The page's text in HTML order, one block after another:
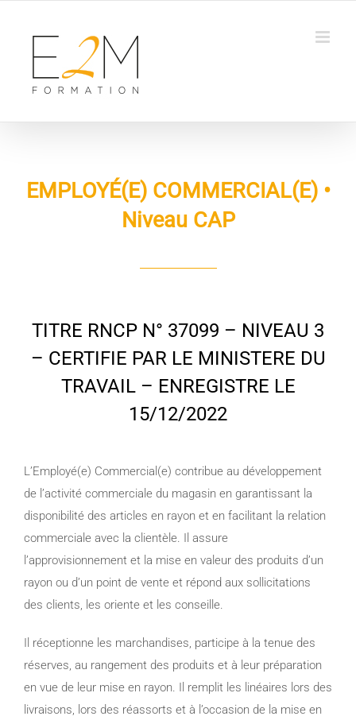
contenu
EMPLOYÉ(E) COMMERCIAL(E) •
Niveau CAP
TITRE RNCP N° 37099 – NIVEAU 3
– CERTIFIE PAR LE MINISTERE DU
TRAVAIL – ENREGISTRE LE
15/12/2022
L’Employé(e) Commercial(e) contribue au développement
de l’activité commerciale du magasin en garantissant la
disponibilité des articles en rayon et en facilitant la relation
commerciale avec la clientèle. Il assure
l’approvisionnement et la mise en valeur des produits d’un
rayon ou d’un point de vente et répond aux sollicitations
des clients, les oriente et les conseille.
Il réceptionne les marchandises, participe à la tenue des
réserves, au rangement des produits et à leur préparation
en vue de leur mise en rayon. Il remplit les linéaires lors des
livraisons, lors des réassorts et à l’occasion de la mise en